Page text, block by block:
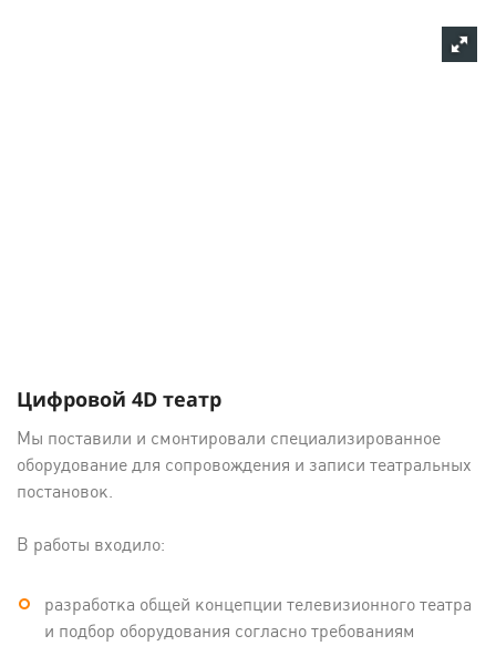
Цифровой 4D театр
Мы поставили и смонтировали специализированное
оборудование для сопровождения и записи театральных
постановок.
В работы входило:
разработка общей концепции телевизионного театра
и подбор оборудования согласно требованиям